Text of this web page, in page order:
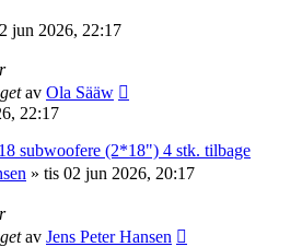
jun 2026, 22:17
av Ola Sääw
22:17
subwoofere (2*18") 4 stk. tilbage
» tis 02 jun 2026, 20:17
av Jens Peter Hansen